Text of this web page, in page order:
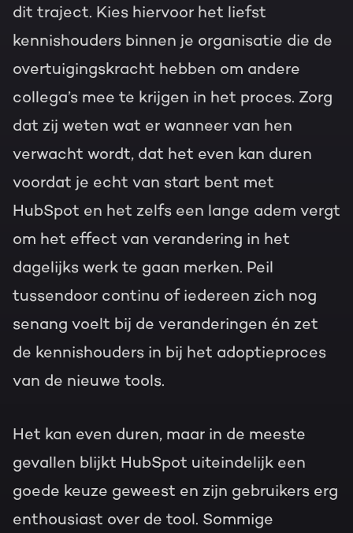
dit traject. Kies hiervoor het liefst
kennishouders binnen je organisatie die de
overtuigingskracht hebben om andere
collega’s mee te krijgen in het proces. Zorg
dat zij weten wat er wanneer van hen
verwacht wordt, dat het even kan duren
voordat je echt van start bent met
HubSpot en het zelfs een lange adem vergt
om het effect van verandering in het
dagelijks werk te gaan merken. Peil
tussendoor continu of iedereen zich nog
senang voelt bij de veranderingen én zet
de kennishouders in bij het adoptieproces
van de nieuwe tools.
Het kan even duren, maar in de meeste
gevallen blijkt HubSpot uiteindelijk een
goede keuze geweest en zijn gebruikers erg
enthousiast over de tool. Sommige